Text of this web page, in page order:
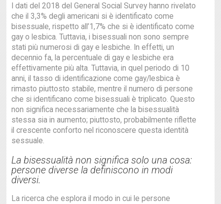
I dati del 2018 del General Social Survey hanno rivelato
che il 3,3% degli americani si è identificato come
bisessuale, rispetto all’1,7% che si è identificato come
gay o lesbica. Tuttavia, i bisessuali non sono sempre
stati più numerosi di gay e lesbiche. In effetti, un
decennio fa, la percentuale di gay e lesbiche era
effettivamente più alta. Tuttavia, in quel periodo di 10
anni, il tasso di identificazione come gay/lesbica è
rimasto piuttosto stabile, mentre il numero di persone
che si identificano come bisessuali è triplicato. Questo
non significa necessariamente che la bisessualità
stessa sia in aumento; piuttosto, probabilmente riflette
il crescente conforto nel riconoscere questa identità
sessuale.
La bisessualità non significa solo una cosa:
persone diverse la definiscono in modi
diversi.
La ricerca che esplora il modo in cui le persone